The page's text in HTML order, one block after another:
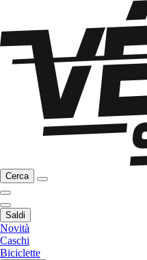
Cerca
Saldi
Novità
Caschi
Biciclette